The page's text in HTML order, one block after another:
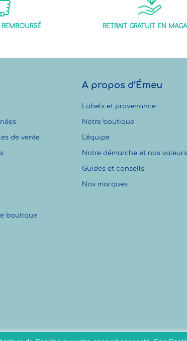
RETRAIT GRATUIT EN
de vente
boutique
A propos d’Émeu
Labels et provenance
Notre boutique
L'équipe
Notre démarche et nos valeurs
Guides et conseils
Nos marques